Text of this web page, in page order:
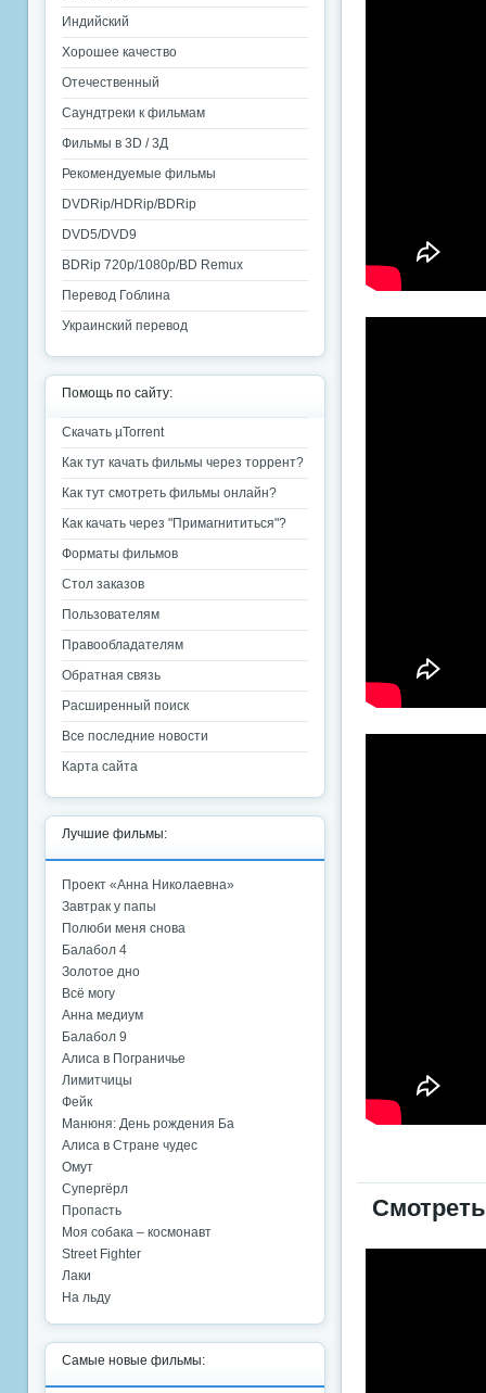
Индийский
Хорошее качество
Отечественный
Саундтреки к фильмам
Фильмы в 3D / 3Д
Рекомендуемые фильмы
DVDRip/HDRip/BDRip
DVD5/DVD9
BDRip 720p/1080p/BD Remux
Перевод Гоблина
Украинский перевод
Помощь по сайту:
Скачать µTorrent
Как тут качать фильмы через торрент?
Как тут смотреть фильмы онлайн?
Как качать через "Примагнититься"?
Форматы фильмов
Стол заказов
Пользователям
Правообладателям
Обратная связь
Расширенный поиск
Все последние новости
Карта сайта
Лучшие фильмы:
Проект «Анна Николаевна»
Завтрак у папы
Полюби меня снова
Балабол 4
Золотое дно
Всё могу
Анна медиум
Балабол 9
Алиса в Пограничье
Лимитчицы
Фейк
Манюня: День рождения Ба
Алиса в Стране чудес
Омут
Супергёрл
Пропасть
Моя собака – космонавт
Street Fighter
Лаки
На льду
Самые новые фильмы: